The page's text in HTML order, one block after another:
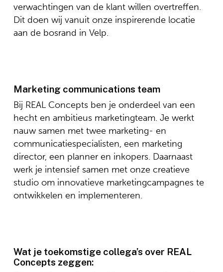
verwachtingen van de klant willen overtreffen.
Dit doen wij vanuit onze inspirerende locatie
aan de bosrand in Velp.
Marketing communications team
Bij REAL Concepts ben je onderdeel van een
hecht en ambitieus marketingteam. Je werkt
nauw samen met twee marketing- en
communicatiespecialisten, een marketing
director, een planner en inkopers. Daarnaast
werk je intensief samen met onze creatieve
studio om innovatieve marketingcampagnes te
ontwikkelen en implementeren.
Wat je toekomstige collega’s over REAL
Concepts zeggen: